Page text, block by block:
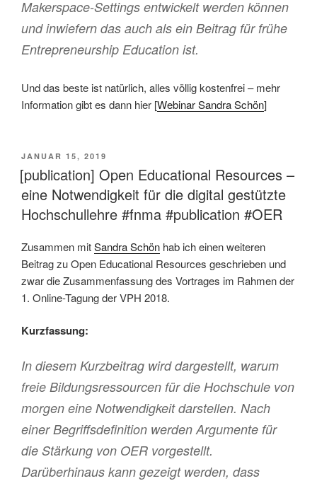
Makerspace-Settings entwickelt werden können
und inwiefern das auch als ein Beitrag für frühe
Entrepreneurship Education ist.
Und das beste ist natürlich, alles völlig kostenfrei – mehr
Information gibt es dann hier [Webinar Sandra Schön]
VERÖFFENTLICHT
AM
JANUAR 15, 2019
[publication] Open Educational Resources –
eine Notwendigkeit für die digital gestützte
Hochschullehre #fnma #publication #OER
Zusammen mitSandra Schön hab ich einen weiteren
Beitrag zu Open Educational Resources geschrieben und
zwar die Zusammenfassung des Vortrages im Rahmen der
1. Online-Tagung der VPH 2018.
Kurzfassung:
In diesem Kurzbeitrag wird dargestellt, warum
freie Bildungsressourcen für die Hochschule von
morgen eine Notwendigkeit darstellen. Nach
einer Begriffsdefinition werden Argumente für
die Stärkung von OER vorgestellt.
Darüberhinaus kann gezeigt werden, dass